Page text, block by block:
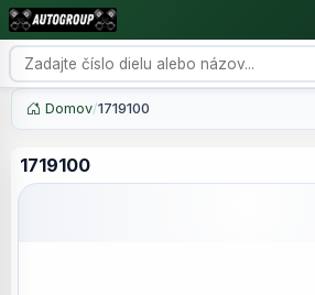
Domov/1719100
1719100